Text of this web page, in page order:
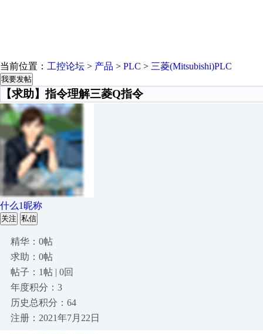
当前位置： 工控论坛 > 产品 > PLC > 三菱(Mitsubishi)PLC
我要发帖
【求助】指令理解三菱Q指令
什么1昵称
关注 私信
精华：0帖
求助：0帖
帖子：1帖 | 0回
年度积分：3
历史总积分：64
注册：2021年7月22日